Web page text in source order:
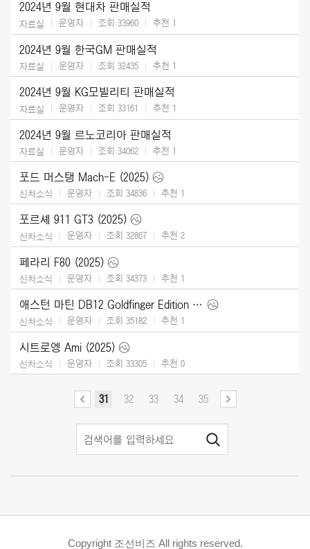
2024년 9월 현대차 판매실적
자료실 운영자 조회 33960 추천 1
2024년 9월 한국GM 판매실적
자료실 운영자 조회 32435 추천 1
2024년 9월 KG모빌리티 판매실적
자료실 운영자 조회 33161 추천 1
2024년 9월 르노코리아 판매실적
자료실 운영자 조회 34062 추천 1
포드 머스탱 Mach-E (2025)
신차소식 운영자 조회 34836 추천 1
포르셰 911 GT3 (2025)
신차소식 운영자 조회 32867 추천 2
페라리 F80 (2025)
신차소식 운영자 조회 34373 추천 1
애스턴 마틴 DB12 Goldfinger Edition (2025)
신차소식 운영자 조회 35182 추천 1
시트로엥 Ami (2025)
신차소식 운영자 조회 33305 추천 0
31 32 33 34 35
Copyright 조선비즈 All rights reserved.